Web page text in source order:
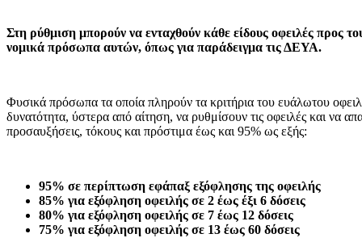
Στη ρύθμιση μπορούν να ενταχθούν κάθε είδους οφειλές προς
νομικά πρόσωπα αυτών, όπως για παράδειγμα τις ΔΕΥΑ.
Φυσικά πρόσωπα τα οποία πληρούν τα κριτήρια του ευάλωτου
δυνατότητα, ύστερα από αίτηση, να ρυθμίσουν τις οφειλές και να
προσαυξήσεις, τόκους και πρόστιμα έως και 95% ως εξής:
95% σε περίπτωση εφάπαξ εξόφλησης της οφειλής
85% για εξόφληση οφειλής σε 2 έως έξι 6 δόσεις
80% για εξόφληση οφειλής σε 7 έως 12 δόσεις
75% για εξόφληση οφειλής σε 13 έως 60 δόσεις